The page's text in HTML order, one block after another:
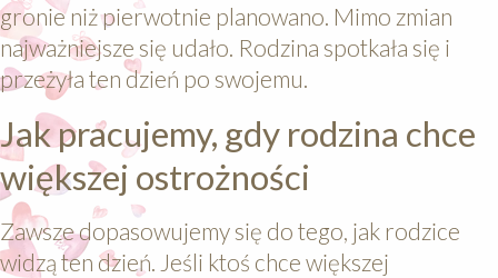
gronie niż pierwotnie planowano. Mimo zmian
najważniejsze się udało. Rodzina spotkała się i
przeżyła ten dzień po swojemu.
Jak pracujemy, gdy rodzina chce
większej ostrożności
Zawsze dopasowujemy się do tego, jak rodzice
widzą ten dzień. Jeśli ktoś chce większej